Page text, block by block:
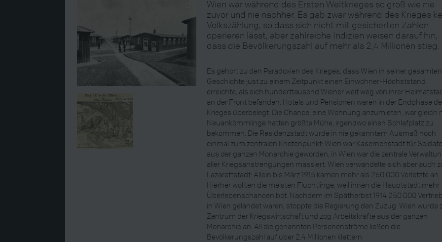
Wien war während des Ersten Weltkrieges so groß wie nie
zuvor und nie nachher. Es gab zwar während des Krieges
Volkszählung, so dass sich nicht mit gesicherten Zahlen
operieren lässt, aber zahlreiche Indizien weisen darauf hin,
dass die Bevölkerungszahl auf mehr als 2,4 Millionen stieg.
Es gehört zu den Paradoxien des Krieges, dass Wien in seiner gesamten
Geschichte just zu einem Zeitpunkt einen Einwohner-Höchststand
erreichte, als sich hunderttausend Wiener weit weg von ihrer
an der Front befanden. Hotels und Pensionen waren in der Endphase
Krieges überbelegt. Die Chance, eine Wohnung anzumieten, war gleich
Neuankömmlinge hatten größte Mühe, irgendwo einen Schlafplatz zu
bekommen. Die Residenzstadt wurde in nie gekanntem Ausmaß noch
einmal zum zentralen Knotenpunkt: Wien war Kasernenstadt für
aus der ganzen Monarchie geworden, in Wien war die zentrale
aller Kriegsanstrengungen massiert. Wien verwandelte sich aber auch
Lazarettstadt: Allein bis März 1915 kamen mehr als 260.000 Verletzte an.
Hierher wollten die meisten Flüchtlinge, weil ihnen die Hauptstadt mehr
Überlebenschancen bot. Nachdem im Spätherbst 1914 250.000
in Wien gelandet waren, stoppte die Regierung den Zuzug. Wien wurde
Zentrum der Kriegswirtschaft und zog Arbeitskräfte aus der ganzen
Monarchie an. All die genannten Personenströme ließen die
Bevölkerungszahl auf über 2,4 Millionen klettern.